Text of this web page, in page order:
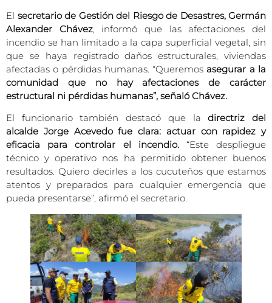
El secretario de Gestión del Riesgo de Desastres, Germán
Alexander Chávez, informó que las afectaciones del
incendio se han limitado a la capa superficial vegetal, sin
que se haya registrado daños estructurales, viviendas
afectadas o pérdidas humanas. “Queremos asegurar a la
comunidad que no hay afectaciones de carácter
estructural ni pérdidas humanas”, señaló Chávez.
El funcionario también destacó que ladirectriz del
alcalde Jorge Acevedo fue clara: actuar con rapidez y
eficacia para controlar el incendio. “Este despliegue
técnico y operativo nos ha permitido obtener buenos
resultados. Quiero decirles a los cucuteños que estamos
atentos y preparados para cualquier emergencia que
pueda presentarse”, afirmó el secretario.